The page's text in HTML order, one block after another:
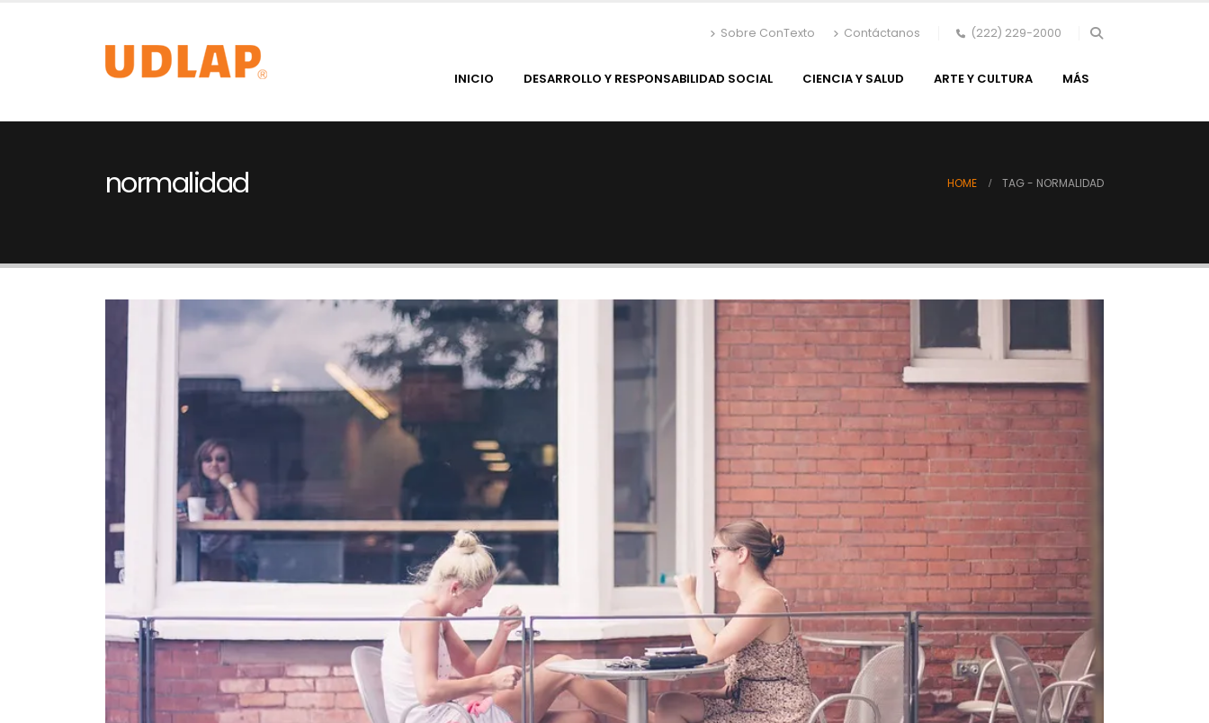
Sobre ConTexto Contáctanos (222) 229-2000
INICIO DESARROLLO Y RESPONSABILIDAD SOCIAL CIENCIA Y SALUD ARTE Y CULTURA MÁS
normalidad HOME TAG - NORMALIDAD